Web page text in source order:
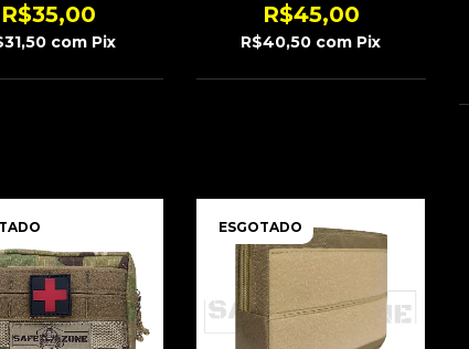
R$35,00
com Pix
R$45,00
R$40,50 com Pix
ESGOTADO